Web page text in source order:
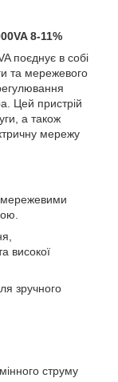
8-11%
поєднує в собі
та мережевого
Цей пристрій
а також
мережу
високої
зручного
струму